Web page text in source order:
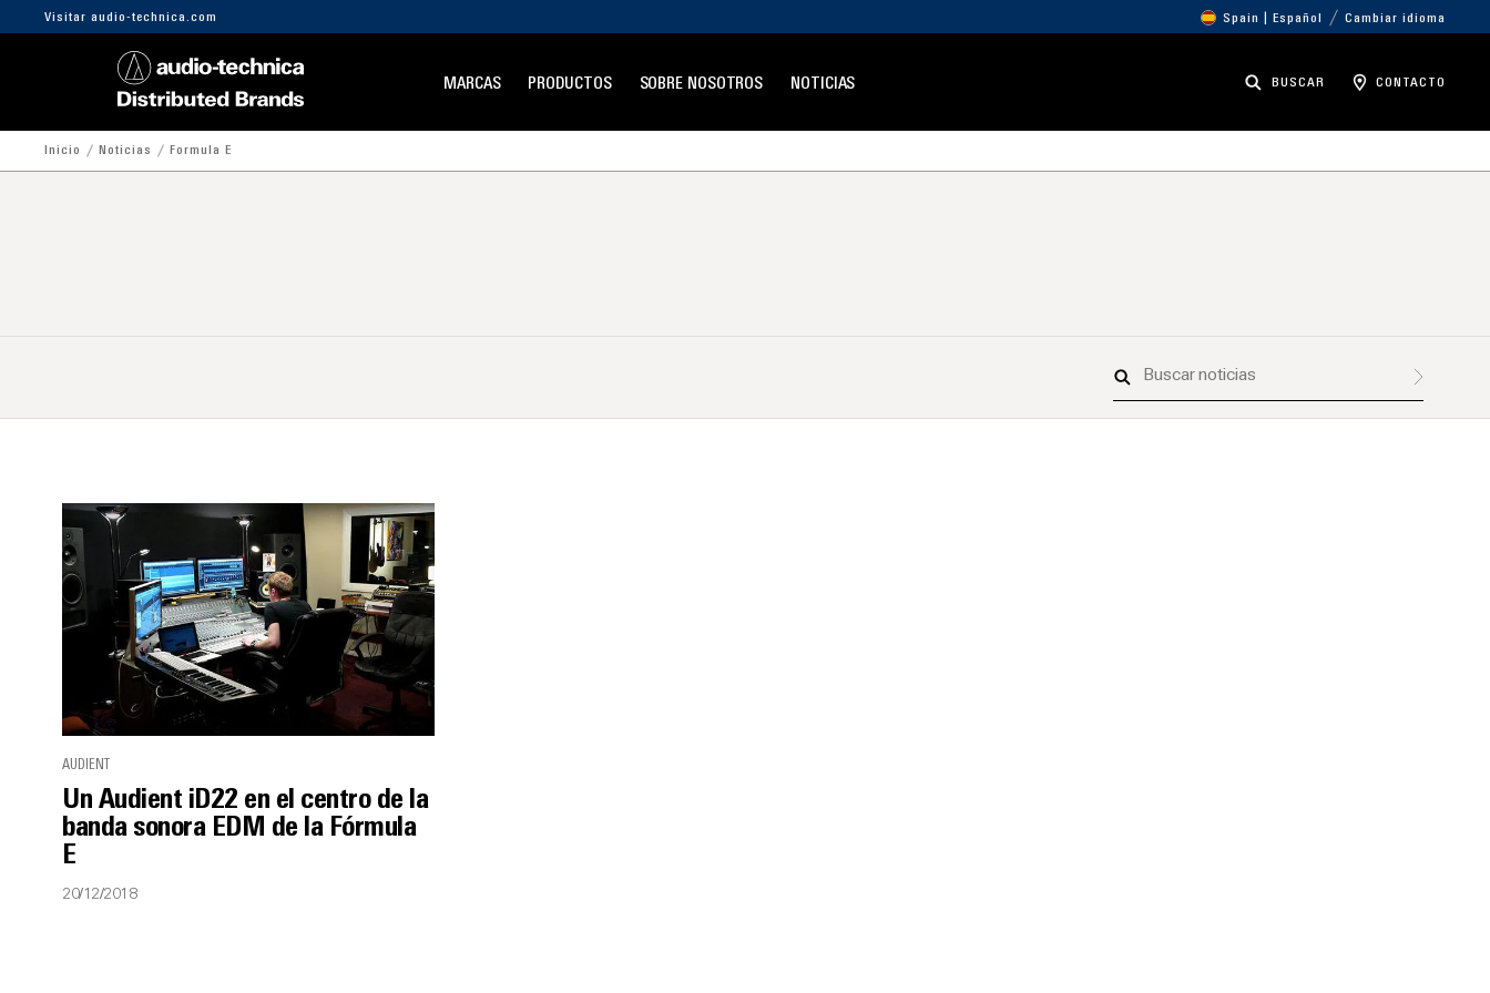
Visitar audio-technica.com Spain | Español Cambiar idioma
MARCAS PRODUCTOS SOBRE NOSOTROS NOTICIAS BUSCAR CONTACTO
Inicio Noticias Formula E
Buscar
AUDIENT
Un Audient iD22 en el centro de la
banda sonora EDM de la Fórmula
E
20/12/2018